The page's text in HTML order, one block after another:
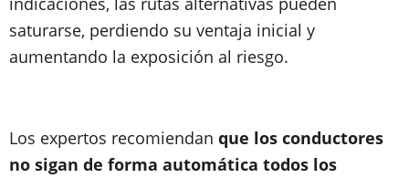
saturarse, perdiendo su ventaja inicial y
aumentando la exposición al riesgo.
Los expertos recomiendan que los conductores
no sigan de forma automática todos los